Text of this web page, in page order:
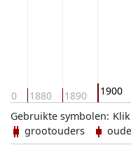
1880 1890 1900
Gebruikte symbolen:
grootouders